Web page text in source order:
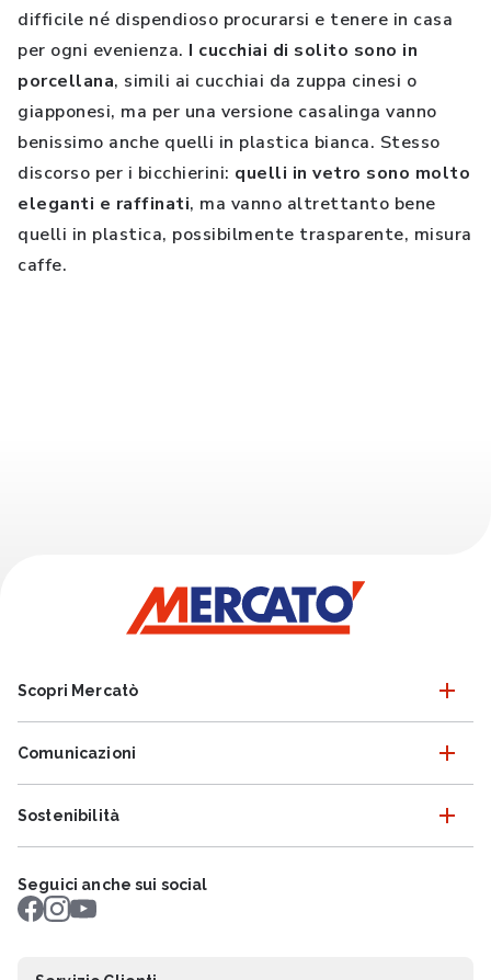
difficile né dispendioso procurarsi e tenere in casa
per ogni evenienza. I cucchiai di solito sono in
porcellana, simili ai cucchiai da zuppa cinesi o
giapponesi, ma per una versione casalinga vanno
benissimo anche quelli in plastica bianca. Stesso
discorso per i bicchierini: quelli in vetro sono molto
eleganti e raffinati, ma vanno altrettanto bene
quelli in plastica, possibilmente trasparente, misura
caffe.
Scopri Mercatò
Comunicazioni
Sostenibilità
Seguici anche sui social